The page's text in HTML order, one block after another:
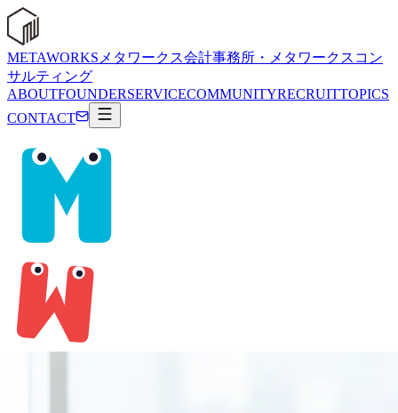
METAWORKS メタワークス会計事務所・メタワークスコン
サルティング
ABOUTFOUNDERSERVICECOMMUNITYRECRUITTOPICS
CONTACT